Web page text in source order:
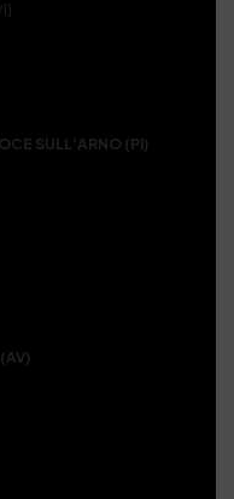
SULL’ARNO (PI)